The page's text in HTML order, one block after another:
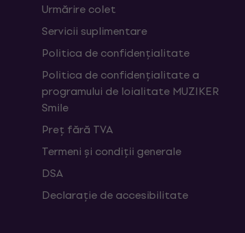
Urmărire colet
Servicii suplimentare
Politica de confidențialitate
Politica de confidențialitate a
programului de loialitate MUZIKER
Smile
Preț fără TVA
Termeni și condiții generale
DSA
Declarație de accesibilitate